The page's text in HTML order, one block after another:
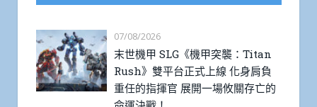
07/08/2026
末世機甲 SLG《機甲突襲：Titan
Rush》雙平台正式上線 化身肩負
重任的指揮官 展開一場攸關存亡的